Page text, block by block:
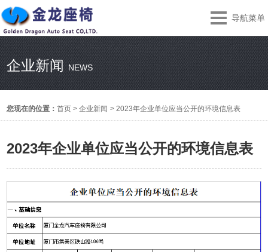
导航菜单
企业新闻NEWS
您现在的位置：首页 >企业新闻 >2023年企业单位应当公开的环境信息表
2023年企业单位应当公开的环境信息表